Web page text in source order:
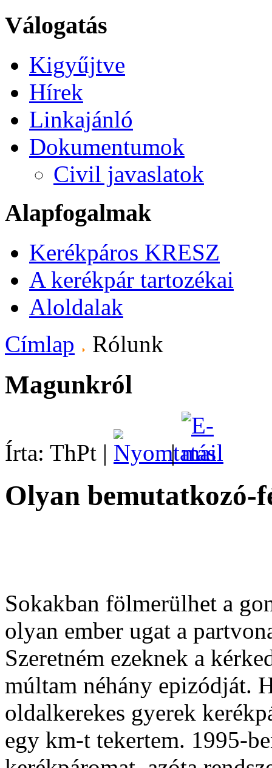
Válogatás
Kigyűjtve
Hírek
Linkajánló
Dokumentumok
Civil javaslatok
Alapfogalmak
Kerékpáros KRESZ
A kerékpár tartozékai
Aloldalak
Címlap
Rólunk
Magunkról
Írta: ThPt | |
Olyan bemutatkozó-
Sokakban fölmerülhet a
olyan ember ugat a
Szeretném ezeknek a
múltam néhány epizódját.
oldalkerekes gyerek
egy km-t tekertem. 1995-